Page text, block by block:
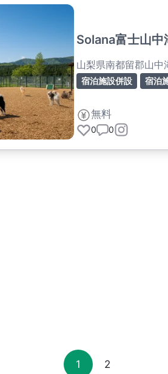
Solana富士山中
山梨県南都留郡山中
宿泊施設併設 宿泊
無料
0 0
1 2